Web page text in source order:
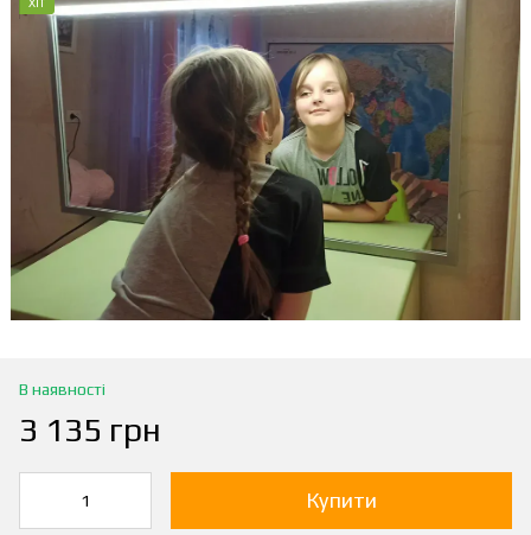
ХІТ
В наявності
3 135 грн
Купити